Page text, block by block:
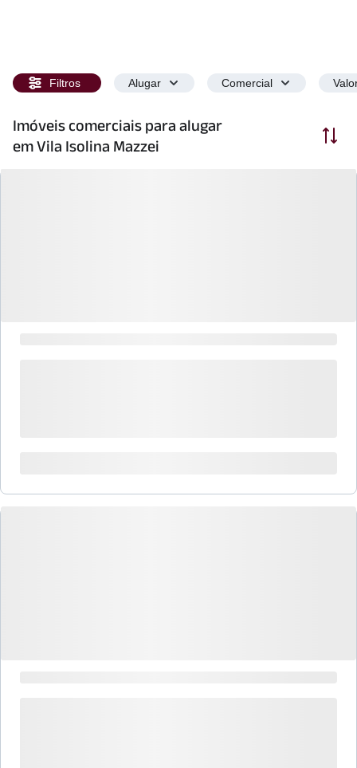
Filtros Alugar Comercial
Imóveis comerciais para alugar
em Vila Isolina Mazzei
Ordenar